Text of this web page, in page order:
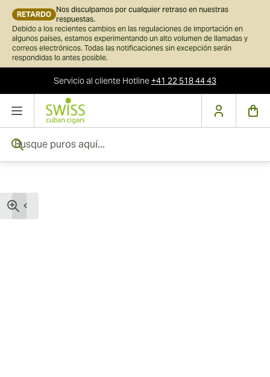
RETARDO
Nos disculpamos por cualquier retraso en nuestras
respuestas.
Debido a los recientes cambios en las regulaciones de importación en
algunos países, estamos experimentando un alto volumen de llamadas y
correos electrónicos. Todas las notificaciones sin excepción serán
respondidas lo antes posible.
Servicio al cliente Hotline+41 22 518 44 43